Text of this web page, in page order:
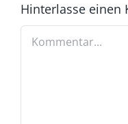
Hinterlasse einen
Kommentar